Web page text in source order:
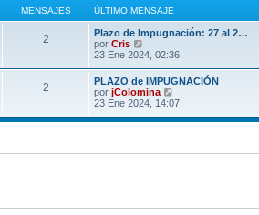
MENSAJES ÚLTIMO MENSAJE
2
Plazo de Impugnación: 27 al 2…
por Cris
e
ú
t
i
m
e
e
23 Ene 2024, 02:36
2
PLAZO de IMPUGNACIÓN
por jColomina
e
ú
i
n
23 Ene 2024, 14:07